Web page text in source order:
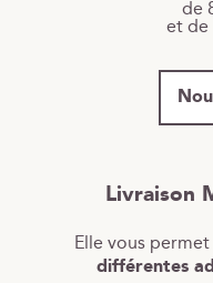
de
et de
Livraison
Elle vous permet
différentes